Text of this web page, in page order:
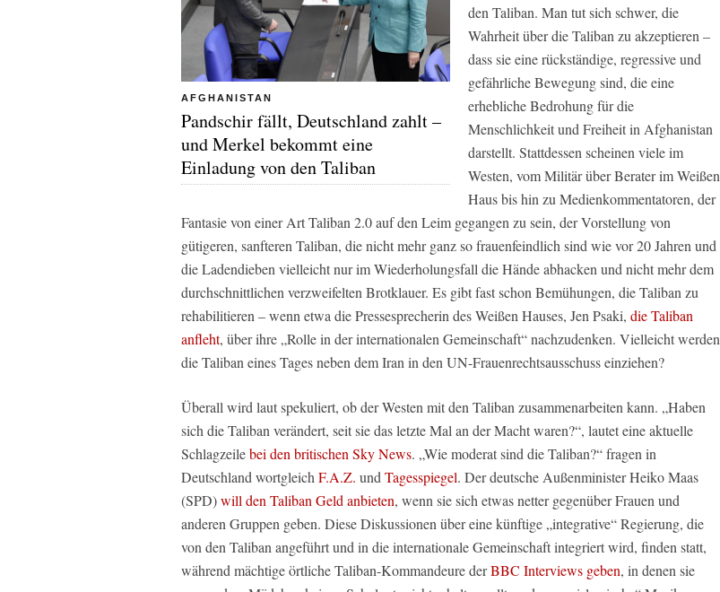
AFGHANISTAN
Pandschir fällt, Deutschland zahlt –
und Merkel bekommt eine
Einladung von den Taliban
den Taliban. Man tut sich schwer, die
Wahrheit über die Taliban zu akzeptieren –
dass sie eine rückständige, regressive und
gefährliche Bewegung sind, die eine
erhebliche Bedrohung für die
Menschlichkeit und Freiheit in Afghanistan
darstellt. Stattdessen scheinen viele im
Westen, vom Militär über Berater im Weißen
Haus bis hin zu Medienkommentatoren, der
Fantasie von einer Art Taliban 2.0 auf den Leim gegangen zu sein, der Vorstellung von
gütigeren, sanfteren Taliban, die nicht mehr ganz so frauenfeindlich sind wie vor 20 Jahren und
die Ladendieben vielleicht nur im Wiederholungsfall die Hände abhacken und nicht mehr dem
durchschnittlichen verzweifelten Brotklauer. Es gibt fast schon Bemühungen, die Taliban zu
rehabilitieren – wenn etwa die Pressesprecherin des Weißen Hauses, Jen Psaki, die Taliban
anfleht, über ihre „Rolle in der internationalen Gemeinschaft“ nachzudenken. Vielleicht werden
die Taliban eines Tages neben dem Iran in den UN-Frauenrechtsausschuss einziehen?
Überall wird laut spekuliert, ob der Westen mit den Taliban zusammenarbeiten kann. „Haben
sich die Taliban verändert, seit sie das letzte Mal an der Macht waren?“, lautet eine aktuelle
Schlagzeilebei den britischen Sky News. „Wie moderat sind die Taliban?“ fragen in
Deutschland wortgleich F.A.Z. und Tagesspiegel. Der deutsche Außenminister Heiko Maas
(SPD)will den Taliban Geld anbieten, wenn sie sich etwas netter gegenüber Frauen und
anderen Gruppen geben. Diese Diskussionen über eine künftige „integrative“ Regierung, die
von den Taliban angeführt und in die internationale Gemeinschaft integriert wird, finden statt,
während mächtige örtliche Taliban-Kommandeure derBBC Interviews geben, in denen sie